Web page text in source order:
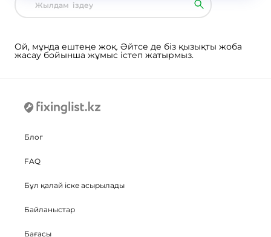
Ой, мұнда ештеңе жоқ. Әйтсе де біз қызықты жоба
жасау бойынша жұмыс істеп жатырмыз.
Блог
FAQ
Бұл қалай іске асырылады
Байланыстар
Бағасы